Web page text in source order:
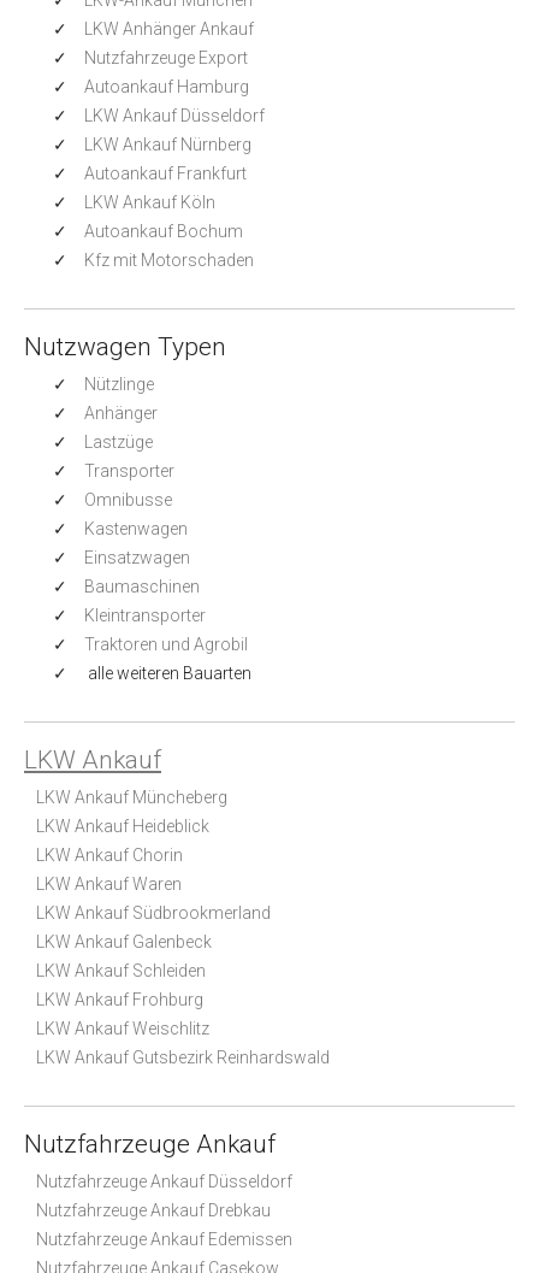
LKW Anhänger Ankauf
Nutzfahrzeuge Export
Autoankauf Hamburg
LKW Ankauf Düsseldorf
LKW Ankauf Nürnberg
Autoankauf Frankfurt
LKW Ankauf Köln
Autoankauf Bochum
Kfz mit Motorschaden
Nutzwagen Typen
Nützlinge
Anhänger
Lastzüge
Transporter
Omnibusse
Kastenwagen
Einsatzwagen
Baumaschinen
Kleintransporter
Traktoren und Agrobil
alle weiteren Bauarten
LKW Ankauf
LKW Ankauf Müncheberg
LKW Ankauf Heideblick
LKW Ankauf Chorin
LKW Ankauf Waren
LKW Ankauf Südbrookmerland
LKW Ankauf Galenbeck
LKW Ankauf Schleiden
LKW Ankauf Frohburg
LKW Ankauf Weischlitz
LKW Ankauf Gutsbezirk Reinhardswald
Nutzfahrzeuge Ankauf
Nutzfahrzeuge Ankauf Düsseldorf
Nutzfahrzeuge Ankauf Drebkau
Nutzfahrzeuge Ankauf Edemissen
Nutzfahrzeuge Ankauf Casekow